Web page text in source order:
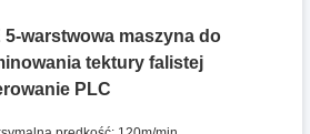
5-warstwowa maszyna do
tektury falistej
PLC